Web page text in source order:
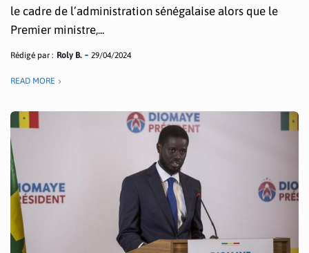
le cadre de l’administration sénégalaise alors que le
Premier ministre,...
Rédigé par : Roly B. 29/04/2024
READ MORE